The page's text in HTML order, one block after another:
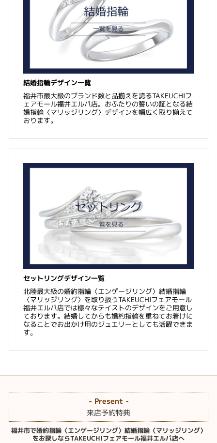
結婚指輪デザイン一覧
福井市最大級のブランド数と品揃えを誇るTAKEUCHIフ
ェアモール福井エルパ店。おふたりの誓いの証となる結
婚指輪〈マリッジリング〉デザインを幅広く取り揃えて
おります。
セットリングデザイン一覧
北陸最大級の婚約指輪〈エンゲージリング〉結婚指輪
〈マリッジリング〉を取り扱うTAKEUCHIフェアモール
福井エルパ店では様々なテイストのデザインをご用意し
ております。結婚してからも婚約指輪を重ねてお着けに
なることでお出かけ用のジュエリーとしても活躍できま
す。
- Present -
来店予約特典
福井市で婚約指輪〈エンゲージリング〉結婚指輪〈マリッジリング〉
をお探しならTAKEUCHIフェアモール福井エルパ店へ